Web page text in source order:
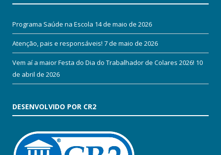
Programa Saúde na Escola 14 de maio de 2026
Atenção, pais e responsáveis! 7 de maio de 2026
Vem aí a maior Festa do Dia do Trabalhador de Colares 2026! 10
de abril de 2026
DESENVOLVIDO POR CR2